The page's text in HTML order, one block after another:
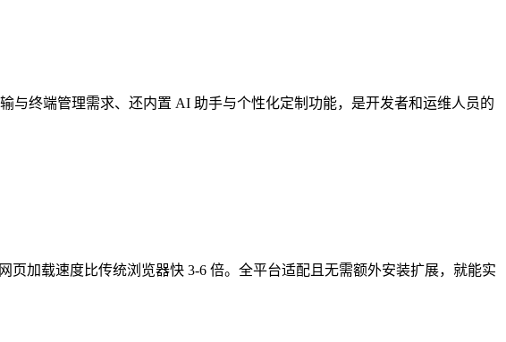
与终端管理需求、还内置 AI 助手与个性化定制功能，是开发者和运维人员的
页加载速度比传统浏览器快 3-6 倍。全平台适配且无需额外安装扩展，就能实